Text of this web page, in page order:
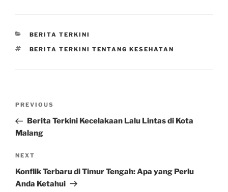
CATEGORIES
BERITA TERKINI
TAGS
BERITA TERKINI TENTANG KESEHATAN
Previous
Post
PREVIOUS
Berita Terkini Kecelakaan Lalu Lintas di Kota
Malang
Next
Post
NEXT
Konflik Terbaru di Timur Tengah: Apa yang Perlu
Anda Ketahui